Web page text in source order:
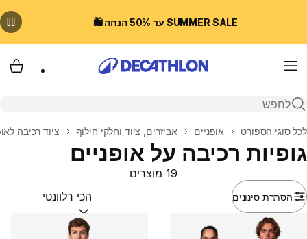
SUMMER SALE עד 50% הנחה 🛍️
Menu
פתיחת חיפוש
בית
לכל סוגי הספורט אופניים אביזרים, ציוד וחלקי חילוף ציוד רכיבה
גופיות רכיבה על אופניים
הסתרת סינונים
19 מוצרים
מיין לפי:(optional)